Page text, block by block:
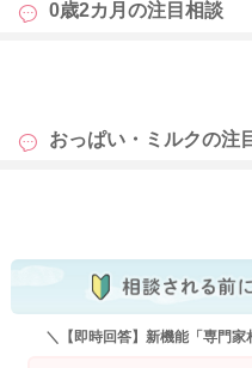
0歳2カ月の注目相談
も
おっぱい・ミルクの注
も
＼【即時回答】新機能「専門